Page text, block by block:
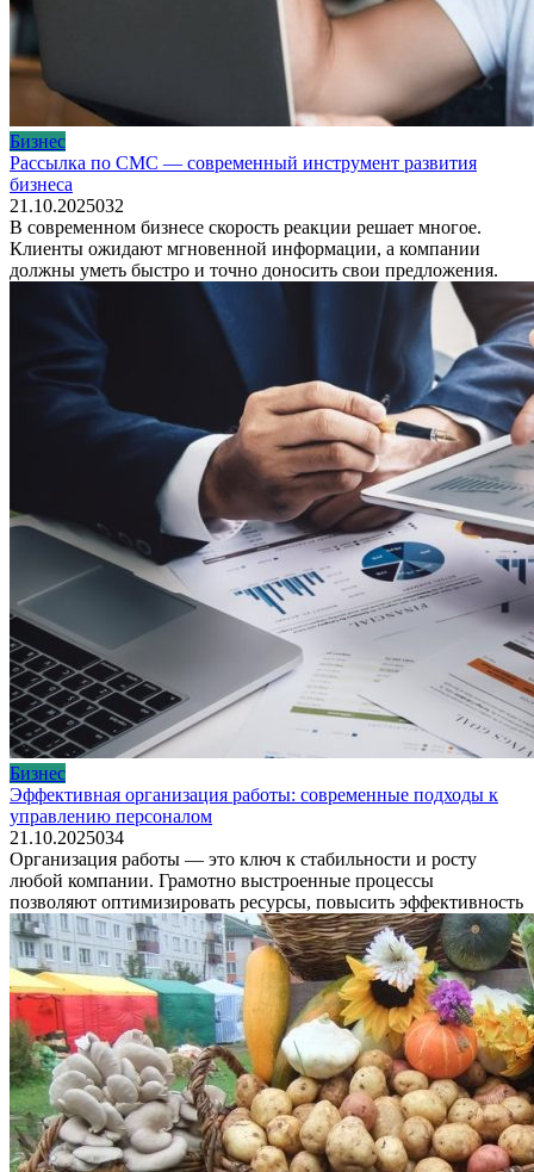
Бизнес
Рассылка по СМС — современный инструмент развития
бизнеса
21.10.2025032
В современном бизнесе скорость реакции решает многое.
Клиенты ожидают мгновенной информации, а компании
должны уметь быстро и точно доносить свои предложения.
Бизнес
Эффективная организация работы: современные подходы к
управлению персоналом
21.10.2025034
Организация работы — это ключ к стабильности и росту
любой компании. Грамотно выстроенные процессы
позволяют оптимизировать ресурсы, повысить эффективность